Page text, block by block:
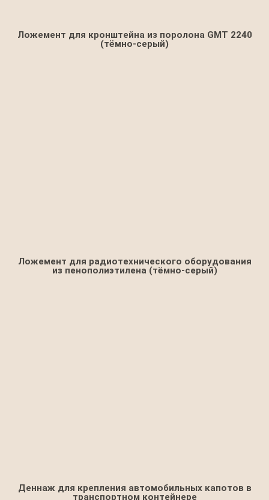
Ложемент для кронштейна из поролона GMT 2240
(тёмно-серый)
Ложемент для радиотехнического оборудования
из пенополиэтилена (тёмно-серый)
Деннаж для крепления автомобильных капотов в
транспортном контейнере